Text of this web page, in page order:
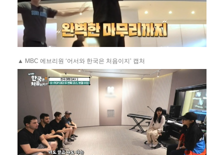
▲ MBC 에브리원 ‘어서와 한국은 처음이지’ 캡처